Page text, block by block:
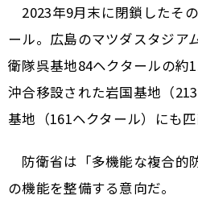
2023年9月末に閉鎖したそ
ール。広島のマツダスタジア
衛隊呉基地84ヘクタールの約
沖合移設された岩国基地（
基地（161ヘクタール）にも匹
防衛省は「多機能な複合的
の機能を整備する意向だ。